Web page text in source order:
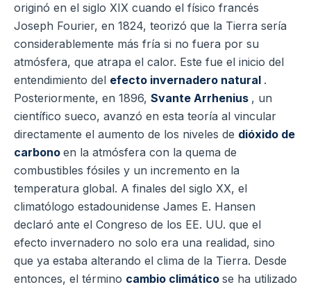
originó en el siglo XIX cuando el físico francés
Joseph Fourier, en 1824, teorizó que la Tierra sería
considerablemente más fría si no fuera por su
atmósfera, que atrapa el calor. Este fue el inicio del
entendimiento del efecto invernadero natural .
Posteriormente, en 1896, Svante Arrhenius , un
científico sueco, avanzó en esta teoría al vincular
directamente el aumento de los niveles de dióxido de
carbono en la atmósfera con la quema de
combustibles fósiles y un incremento en la
temperatura global. A finales del siglo XX, el
climatólogo estadounidense James E. Hansen
declaró ante el Congreso de los EE. UU. que el
efecto invernadero no solo era una realidad, sino
que ya estaba alterando el clima de la Tierra. Desde
entonces, el término cambio climático se ha utilizado